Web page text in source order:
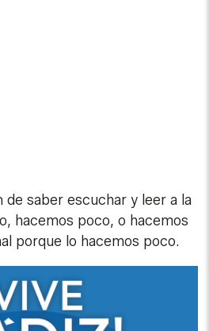
saber escuchar y leer a la
hacemos poco, o hacemos
porque lo hacemos poco.